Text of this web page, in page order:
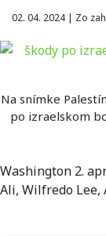
02. 04. 2024 | Zo
Na snímke
po izraelskom
Washington 2.
Ali, Wilfredo Lee,